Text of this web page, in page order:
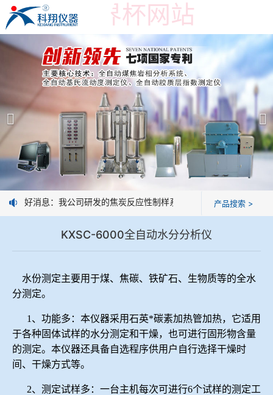
在线买世界杯网站
在线买世界杯网站
产品展示 ＞
焦炭高温性能检测系统
焦化行业检测及优化配煤设备
球团矿/烧结矿/块矿高温冶金性能检测系统
烧结/球团优化配矿研究设备
高炉配吹煤检测设备
冶金渣、保护渣等高温物性检测设备
冶金石灰活性度测定仪
矿石、焦炭物理检测及制样设备
工业分析、测硫仪等
公司简介
在线买世界杯网站
企业业绩
技术交流
企业荣誉
在线买世界杯网站
好消息：我公司研发的焦炭反应性制样系统，全部制样过程机械
产品搜索 >
KXSC-6000全自动水分分析仪
水份测定主要用于煤、焦碳、铁矿石、生物质等的全水
分测定。
1、功能多：本仪器采用石英*碳素加热管加热，它适用
于各种固体试样的水分测定和干燥，也可进行固形物含量
的测定。本仪器还具备自选程序供用户自行选择干燥时
间、干燥方式等。
2、测定试样多：一台主机每次可进行6个试样的测定工